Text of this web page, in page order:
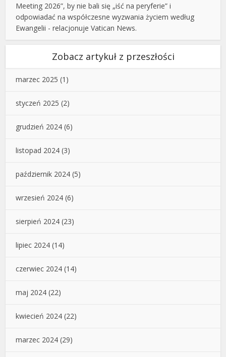
Meeting 2026”, by nie bali się „iść na peryferie” i
odpowiadać na współczesne wyzwania życiem według
Ewangelii - relacjonuje Vatican News.
Zobacz artykuł z przeszłości
marzec 2025 (1)
styczeń 2025 (2)
grudzień 2024 (6)
listopad 2024 (3)
październik 2024 (5)
wrzesień 2024 (6)
sierpień 2024 (23)
lipiec 2024 (14)
czerwiec 2024 (14)
maj 2024 (22)
kwiecień 2024 (22)
marzec 2024 (29)